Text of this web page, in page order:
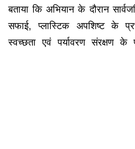
बताया कि अभियान के दौरान
सफाई, प्लास्टिक अपशिष्ट के
स्वच्छता एवं पर्यावरण संरक्षण के